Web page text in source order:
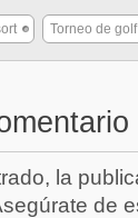
Torneo de
la
de